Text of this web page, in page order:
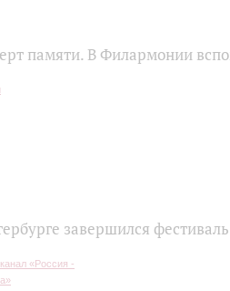
памяти. В Филармонии
завершился